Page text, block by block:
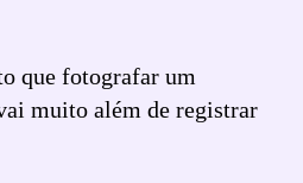
que fotografar um
muito além de registrar